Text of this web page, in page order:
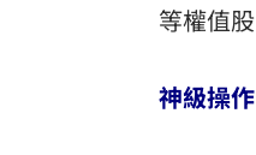
等權值股
神級操